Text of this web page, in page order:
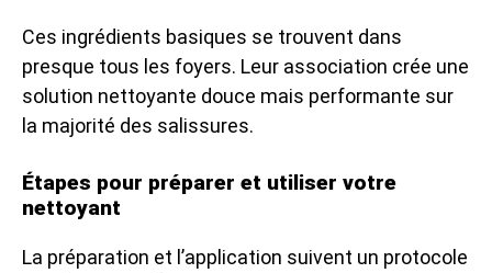
Ces ingrédients basiques se trouvent dans
presque tous les foyers. Leur association crée une
solution nettoyante douce mais performante sur
la majorité des salissures.
Étapes pour préparer et utiliser votre
nettoyant
La préparation et l’application suivent un protocole